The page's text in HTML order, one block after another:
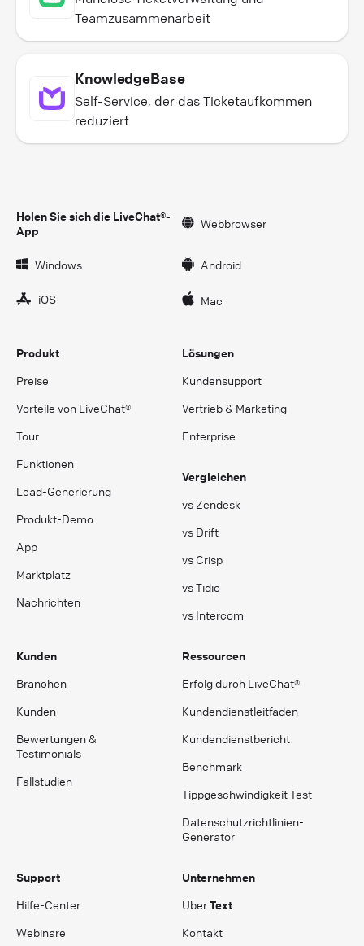
Teamzusammenarbeit
KnowledgeBase
Self-Service, der das Ticketaufkommen
reduziert
Holen Sie sich die LiveChat®-
App
Webbrowser
Windows Android
iOS Mac
Produkt
Preise
Vorteile von LiveChat®
Tour
Funktionen
Lead-Generierung
Produkt-Demo
App
Marktplatz
Nachrichten
Lösungen
Kundensupport
Vertrieb & Marketing
Enterprise
Vergleichen
vs Zendesk
vs Drift
vs Crisp
vs Tidio
vs Intercom
Kunden
Branchen
Kunden
Bewertungen &
Testimonials
Fallstudien
Ressourcen
Erfolg durch LiveChat®
Kundendienstleitfaden
Kundendienstbericht
Benchmark
Tippgeschwindigkeit Test
Datenschutzrichtlinien-
Generator
Support
Hilfe-Center
Webinare
Unternehmen
ÜberText
Kontakt